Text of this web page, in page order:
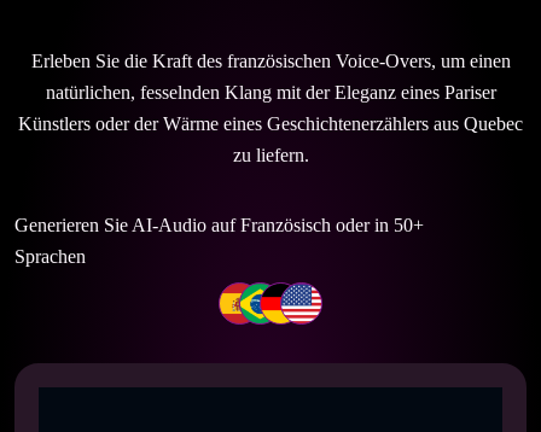
Erleben Sie die Kraft des französischen Voice-Overs, um einen
natürlichen, fesselnden Klang mit der Eleganz eines Pariser
Künstlers oder der Wärme eines Geschichtenerzählers aus Quebec
zu liefern.
Generieren Sie AI-Audio auf Französisch oder in 50+
Sprachen